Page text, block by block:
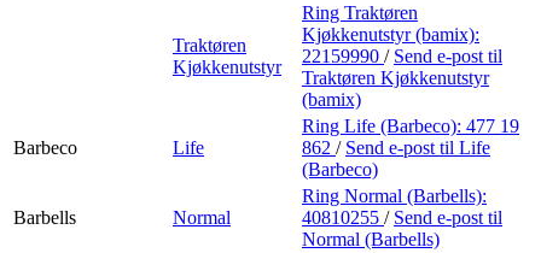
Traktøren
Kjøkkenutstyr
Ring Traktøren
Kjøkkenutstyr (bamix):
22159990 / Send e-post til
Traktøren Kjøkkenutstyr
(bamix)
Barbeco Life
Ring Life (Barbeco): 477 19
862 / Send e-post til Life
(Barbeco)
Barbells Normal
Ring Normal (Barbells):
40810255 / Send e-post til
Normal (Barbells)